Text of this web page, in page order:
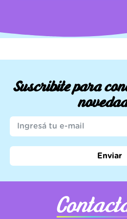
Suscribite para
Enviar